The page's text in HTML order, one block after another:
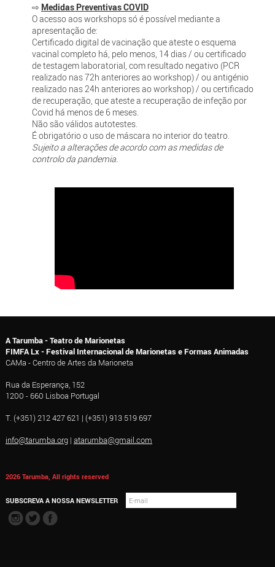
⇨ Medidas Preventivas COVID
O acesso aos workshops só é possível mediante a
apresentação de:
Certificado digital de vacinação que ateste o esquema
vacinal completo há, pelo menos, 14 dias / ou certificado
de testagem laboratorial, com resultado negativo (PCR
realizado nas 72h anteriores ao workshop) / ou antigénio
realizado nas 24h anteriores ao workshop) / ou certificado
de recuperação, que ateste a recuperação de infeção por
Covid há menos de 6 meses.
Não são válidos autotestes.
É obrigatório o uso de máscara no interior do teatro.
Sujeito a alterações de acordo com as medidas de
controlo da pandemia.
A Tarumba - Teatro de Marionetas
FIMFA Lx - Festival Internacional de Marionetas e Formas Animadas
CAMa - Centro de Artes da Marioneta
Rua da Esperança, 152
1200 - 660 Lisboa Portugal
T. (+351) 212 427 621 | (+351) 913 519 697
info@tarumba.org| atarumba@gmail.com
2026 Tarumba, All rights reserved
SUBSCREVA A NOSSA NEWSLETTER